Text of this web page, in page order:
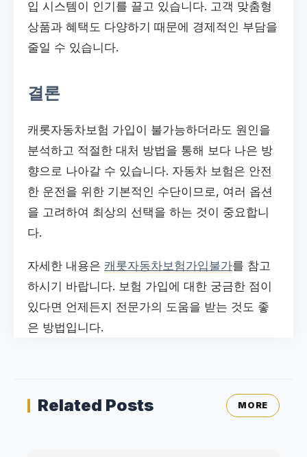
입 시스템이 인기를 끌고 있습니다. 고객 맞춤형
상품과 혜택도 다양하기 때문에 경제적인 부담을
줄일 수 있습니다.
결론
캐롯자동차보험 가입이 불가능하더라도 원인을
분석하고 적절한 대처 방법을 통해 보다 나은 방
향으로 나아갈 수 있습니다. 자동차 보험은 안전
한 운전을 위한 기본적인 수단이므로, 여러 옵션
을 고려하여 최상의 선택을 하는 것이 중요합니
다.
자세한 내용은 캐롯자동차보험가입불가를 참고
하시기 바랍니다. 보험 가입에 대한 궁금한 점이
있다면 언제든지 전문가의 도움을 받는 것도 좋
은 방법입니다.
Related Posts MORE